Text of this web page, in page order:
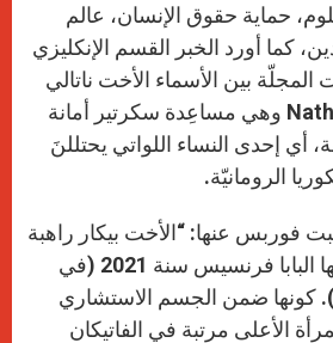
حماية حقوق الإنسان، عالم
كما أورد الخبر القسم الإنكليزي
بين الأسماء الأخت ناتالي
بيكار Nathalie Becquart وهي مساعِدة سكرتير أمانة
أي إحدى النساء اللواتي يحتللنَ
الرومانيّة.
فوربس عنها: “الأخت بيكار راهبة
كاثوليكيّة فرنسيّة عيّنها البابا فرنسيس سنة 2021 (في
كونها ضمن الجسم الاستشاري
الأعلى مرتبة في الفاتيكان